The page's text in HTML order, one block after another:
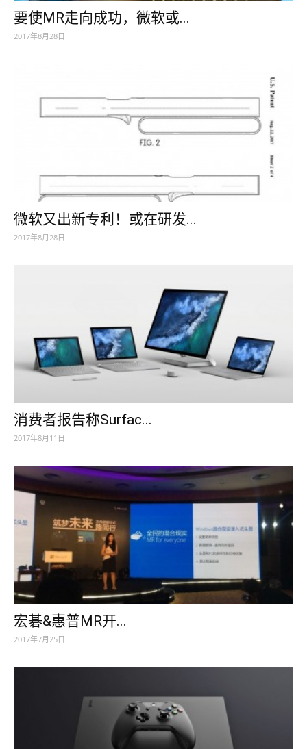
要使MR走向成功，微软或...
2017年8月28日
微软又出新专利！或在研发...
2017年8月28日
消费者报告称Surfac...
2017年8月11日
宏碁&惠普MR开...
2017年7月25日